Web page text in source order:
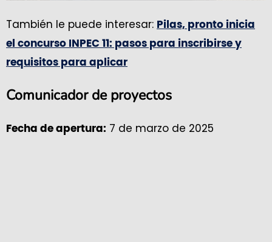
También le puede interesar: Pilas, pronto inicia
el concurso INPEC 11: pasos para inscribirse y
requisitos para aplicar
Comunicador de proyectos
Fecha de apertura: 7 de marzo de 2025